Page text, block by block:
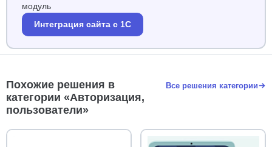
модуль
Интеграция сайта с 1С
Похожие решения в
категории «Авторизация,
пользователи»
Все решения категории